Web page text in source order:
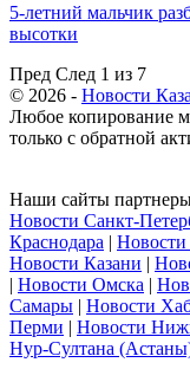
5-летний мальчик
высотки
Пред След 1 из 7
© 2026 - Новости
Любое копирование
только с обратной
Наши сайты
Новости Санкт-
Краснодара |
Новости Казани |
| Новости Омска |
Самары | Новости
Перми | Новости
Нур-Султана